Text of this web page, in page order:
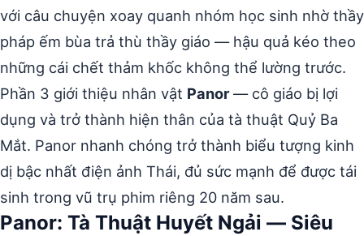
với câu chuyện xoay quanh nhóm học sinh nhờ thầy
pháp ếm bùa trả thù thầy giáo — hậu quả kéo theo
những cái chết thảm khốc không thể lường trước.
Phần 3 giới thiệu nhân vật Panor— cô giáo bị lợi
dụng và trở thành hiện thân của tà thuật Quỷ Ba
Mắt. Panor nhanh chóng trở thành biểu tượng kinh
dị bậc nhất điện ảnh Thái, đủ sức mạnh để được tái
sinh trong vũ trụ phim riêng 20 năm sau.
Panor: Tà Thuật Huyết Ngải — Siêu